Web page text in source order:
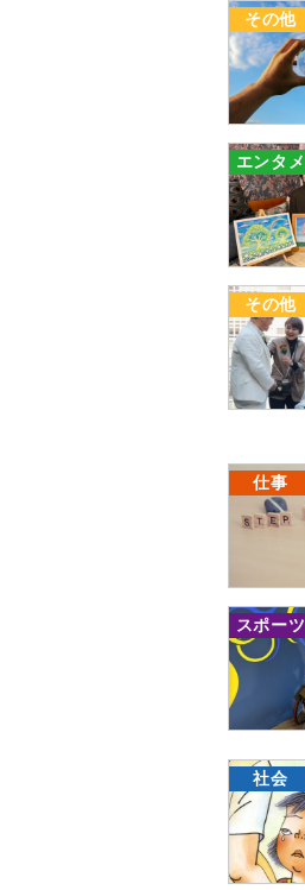
その他
エンタメ
その他
仕事
スポーツ
社会